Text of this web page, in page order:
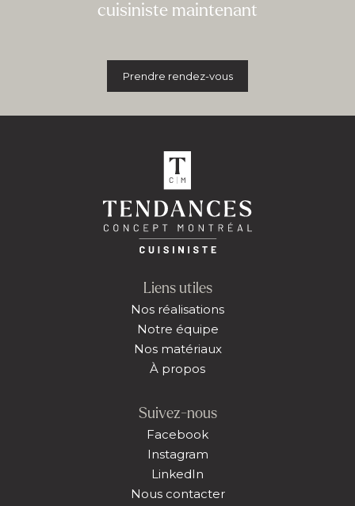
cuisiniste maintenant
Prendre rendez-vous
Liens utiles
Nos réalisations
Notre équipe
Nos matériaux
À propos
Suivez-nous
Facebook
Instagram
LinkedIn
Nous contacter